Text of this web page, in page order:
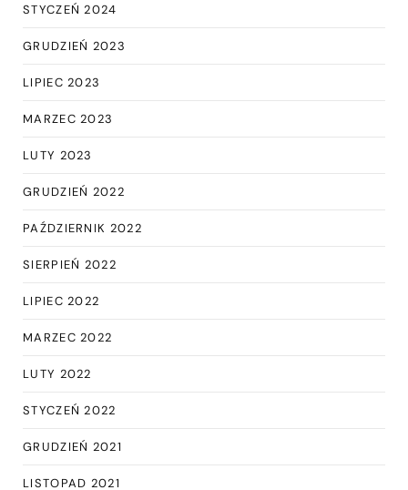
STYCZEŃ 2024
GRUDZIEŃ 2023
LIPIEC 2023
MARZEC 2023
LUTY 2023
GRUDZIEŃ 2022
PAŹDZIERNIK 2022
SIERPIEŃ 2022
LIPIEC 2022
MARZEC 2022
LUTY 2022
STYCZEŃ 2022
GRUDZIEŃ 2021
LISTOPAD 2021